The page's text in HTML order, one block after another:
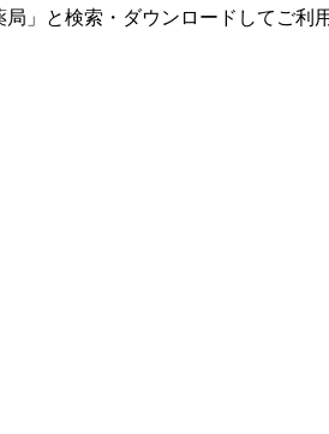
」と検索・ダウンロードしてご利